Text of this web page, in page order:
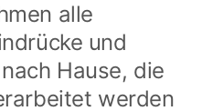
alle
und
Hause, die
werden